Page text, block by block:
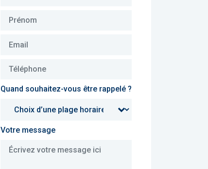
Quand souhaitez-vous être rappelé ?
Votre message